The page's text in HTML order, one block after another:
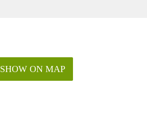
SHOW ON MAP